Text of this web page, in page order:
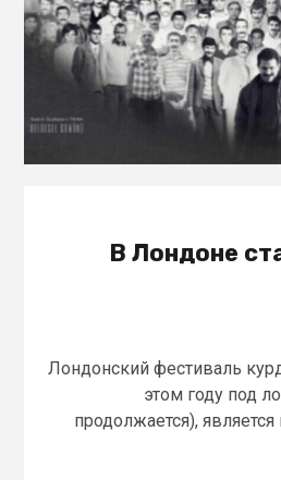
В Лондоне
Лондонский фестиваль
этом году под
продолжается),